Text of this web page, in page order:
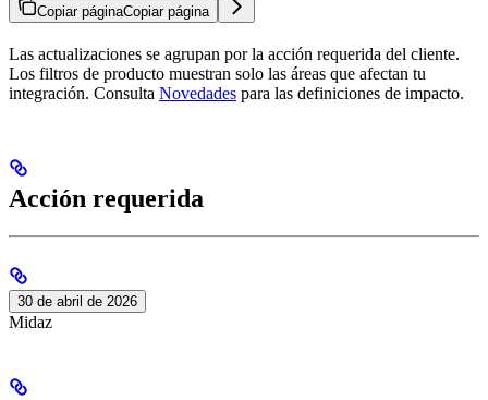
Copiar páginaCopiar página
Las actualizaciones se agrupan por la acción requerida del cliente.
Los filtros de producto muestran solo las áreas que afectan tu
integración. Consulta Novedades para las definiciones de impacto.
Acción requerida
30 de abril de 2026
Midaz